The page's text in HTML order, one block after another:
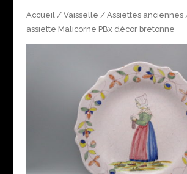
Accueil/ Vaisselle / Assiettes anciennes
assiette Malicorne PBx décor bretonne